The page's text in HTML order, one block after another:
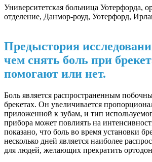
Университетская больница Уотерфорда,
отделение, Данмор-роуд, Уотерфорд,
Предыстория
чем снять боль при
помогают или нет.
Боль является распространенным
брекетах. Он увеличивается
приложенной к зубам, и тип
прибора может повлиять на
показано, что боль во время установки
несколько дней является наиболее
для людей, желающих прекратить